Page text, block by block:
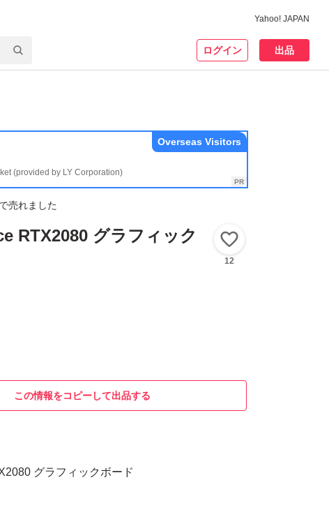
Yahoo! JAPAN
ログイン 出品
(provided by LY Corporation)
Overseas Visitors
で売れました
RTX2080 グラフィック
12
この情報をコピーして出品する
グラフィックボード